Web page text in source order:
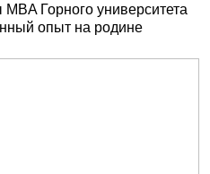
Горного университета
опыт на родине